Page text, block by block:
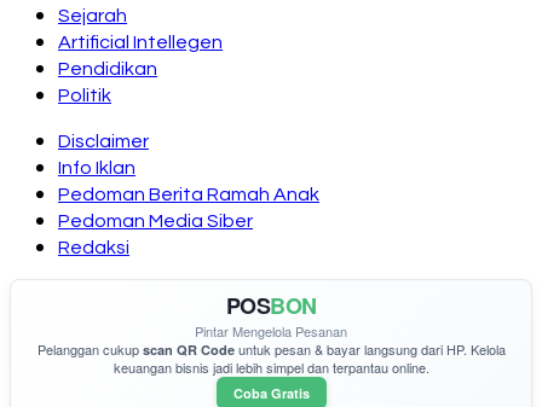
Sejarah
Artificial Intellegen
Pendidikan
Politik
Disclaimer
Info Iklan
Pedoman Berita Ramah Anak
Pedoman Media Siber
Redaksi
POSBON
Pintar Mengelola Pesanan
Pelanggan cukup scan QR Codeuntuk pesan & bayar langsung dari HP. Kelola
keuangan bisnis jadi lebih simpel dan terpantau online.
Coba Gratis